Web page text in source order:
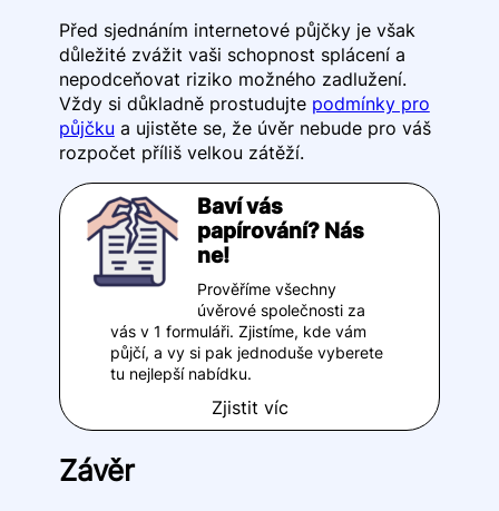
Před sjednáním internetové půjčky je však
důležité zvážit vaši schopnost splácení a
nepodceňovat riziko možného zadlužení.
Vždy si důkladně prostudujte podmínky pro
půjčku a ujistěte se, že úvěr nebude pro váš
rozpočet příliš velkou zátěží.
Baví vás
papírování? Nás
ne!
Prověříme všechny
úvěrové společnosti za
vás v 1 formuláři. Zjistíme, kde vám
půjčí, a vy si pak jednoduše vyberete
tu nejlepší nabídku.
Zjistit víc
Závěr